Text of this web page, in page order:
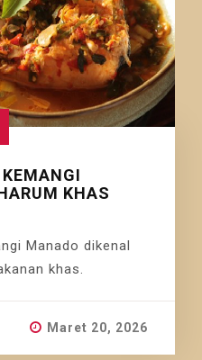
KHAS
Manado dikenal
khas.
Maret 20, 2026